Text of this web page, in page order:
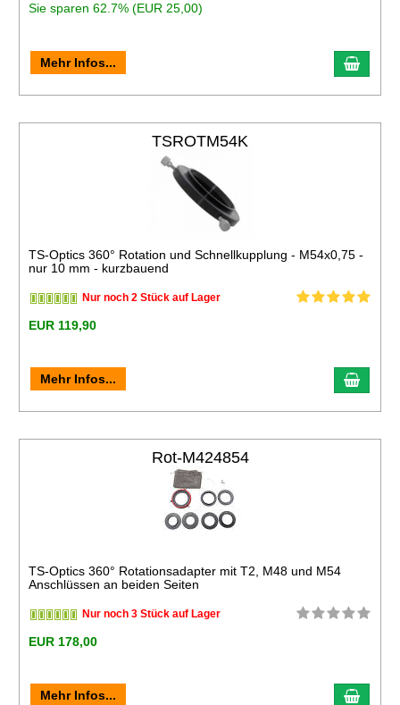
Sie sparen 62.7% (EUR 25,00)
Mehr Infos...
TSROTM54K
TS-Optics 360° Rotation und Schnellkupplung - M54x0,75 -
nur 10 mm - kurzbauend
Nur noch 2 Stück auf Lager
EUR 119,90
Mehr Infos...
Rot-M424854
TS-Optics 360° Rotationsadapter mit T2, M48 und M54
Anschlüssen an beiden Seiten
Nur noch 3 Stück auf Lager
EUR 178,00
Mehr Infos...